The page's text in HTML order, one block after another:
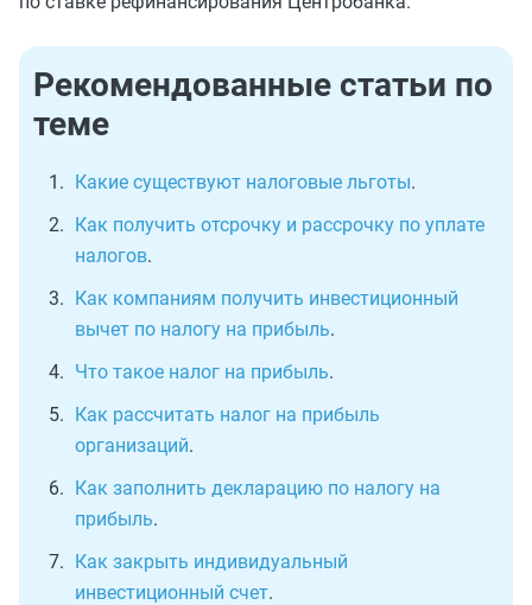
Рекомендованные статьи по
теме
Какие существуют налоговые льготы.
Как получить отсрочку и рассрочку по уплате
налогов.
Как компаниям получить инвестиционный
вычет по налогу на прибыль.
Что такое налог на прибыль.
Как рассчитать налог на прибыль
организаций.
Как заполнить декларацию по налогу на
прибыль.
Как закрыть индивидуальный
инвестиционный счет.